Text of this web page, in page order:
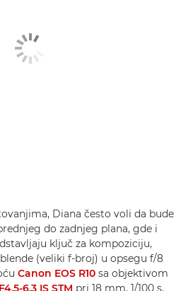
Diana često voli da bude
do zadnjeg plana, gde i
ključ za kompoziciju,
(veliki f-broj) u opsegu f/8
Canon EOS R10 sa objektivom
6.3 IS STM pri 18 mm, 1/100 s,